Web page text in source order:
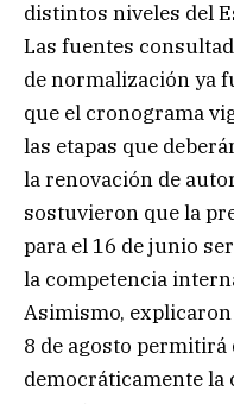
distintos niveles del
Las fuentes
de normalización ya
que el cronograma
las etapas que
la renovación de
sostuvieron que la
para el 16 de junio
la competencia
Asimismo,
8 de agosto
democráticamente